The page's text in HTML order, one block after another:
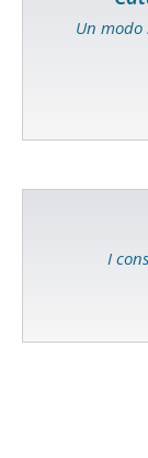
Un modo
I